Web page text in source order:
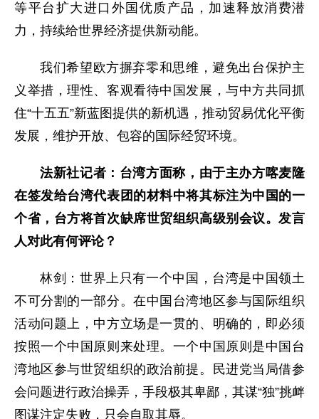
等平台扩大进口外国优质产品，加速释放消费潜
力，持续给世界经济提供新动能。
我们希望欧方摒弃零和思维，避免出台保护主
义举措，理性、客观看待中国发展，与中方共同抓
住“十五五”新蓝图提供的新机遇，推动贸易优化平衡
发展，维护开放、包容的国际经贸环境。
法新社记者：台湾方面称，由于主办方喀麦隆
在签发给台湾代表团的材料中将其标注为中国的一
个省，台方将首次缺席世贸组织高级别会议。发言
人对此有何评论？
林剑：世界上只有一个中国，台湾是中国领土
不可分割的一部分。在中国台湾地区参与国际组织
活动问题上，中方立场是一贯的、明确的，即必须
按照一个中国原则来处理。一个中国原则是中国台
湾地区参与世贸组织的政治前提。民进党当局借参
会问题进行政治操弄，手段极其卑鄙，其谋“独”挑衅
图谋注定失败，只会自取其辱。